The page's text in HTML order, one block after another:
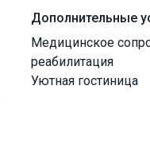
Дополнительные
Медицинское
реабилитация
Уютная гостиница